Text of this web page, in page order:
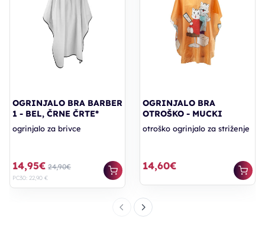
OGRINJALO BRA BARBER
1 - BEL, ČRNE ČRTE*
ogrinjalo za brivce
14,95€ 24,90€
PC30: 22,90 €
OGRINJALO BRA
OTROŠKO - MUCKI
otroško ogrinjalo za striženje
14,60€